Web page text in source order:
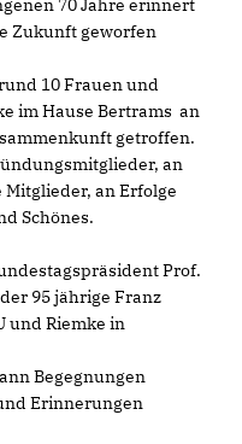
70 Jahre erinnert
Zukunft geworfen
10 Frauen und
im Hause Bertrams an
getroffen.
an
an Erfolge
Schönes.
Prof.
95 jährige Franz
und Riemke in
Begegnungen
Erinnerungen